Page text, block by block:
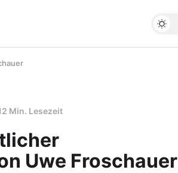
Min. Lesezeit
Uwe Froschauer